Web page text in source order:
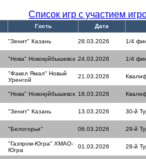
Список игр с участием
Гость Дата
"Зенит" Казань 28.03.2026 1/4
"Нова" Новокуйбышевск 24.03.2026 1/4
"Факел Ямал" Новый
Уренгой
21.03.2026
"Нова" Новокуйбышевск 18.03.2026
"Зенит" Казань 13.03.2026 30-й
"Белогорье" 06.03.2026 29-й
"Газпром-Югра" ХМАО-
Югра
01.03.2026 28-й